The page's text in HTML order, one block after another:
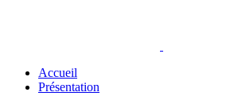
Accueil
Présentation